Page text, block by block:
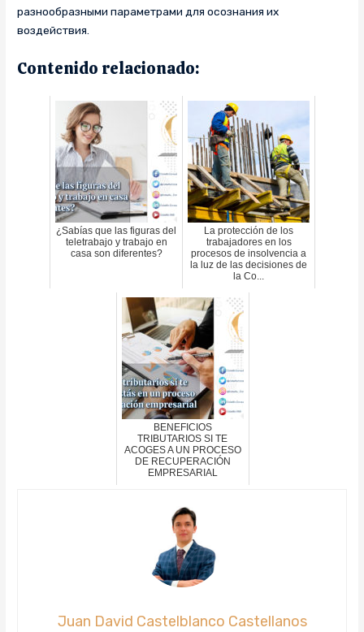
разнообразными параметрами для осознания их
воздействия.
Contenido relacionado:
¿Sabías que las figuras del
teletrabajo y trabajo en
casa son diferentes?
La protección de los
trabajadores en los
procesos de insolvencia a
la luz de las decisiones de
la Co...
BENEFICIOS
TRIBUTARIOS SI TE
ACOGES A UN PROCESO
DE RECUPERACIÓN
EMPRESARIAL
Juan David Castelblanco Castellanos